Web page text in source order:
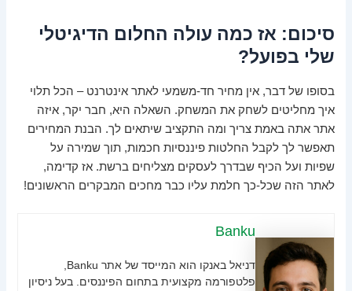
סיכום: אז כמה עולה החלום הדיגיטלי
שלי בפועל?
בסופו של דבר, אין מחיר חד-משמעי לאתר אינטרנט – הכל תלוי
איך מחליטים לשחק את המשחק. השאלה היא, חבר יקר, איזה
אתר אתה באמת צריך ומה התקציב שיתאים לך. הבנת המחירים
תאפשר לך לקבל החלטות פיננסיות חכמות, תוך שמירה על
שפיות ועל הכיף שבדרך לעסקים מצליחים ברשת. אז קדימה,
לאתר הזה שכל-כך חלמת עליו כבר מחכים המבקרים הראשונים!
Banku
דניאל באנקו הוא המייסד של אתר Banku,
פלטפורמה מקצועית בתחום הפיננסים. בעל ניסיון